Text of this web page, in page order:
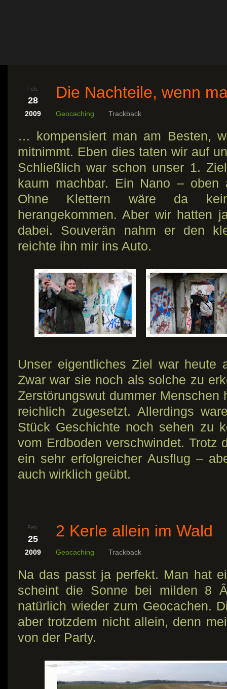
Feb.
28
2009
Die Nachteile, wenn
Geocaching Trackback
… kompensiert man am Besten,
mitnimmt. Eben dies taten wir auf
Schließlich war schon unser 1.
kaum machbar. Ein Nano – oben
Ohne Klettern wäre da
herangekommen. Aber wir hatten
dabei. Souverän nahm er den
reichte ihn mir ins Auto.
Unser eigentliches Ziel war heute
Zwar war sie noch als solche zu
Zerstörungswut dummer Menschen
reichlich zugesetzt. Allerdings
Stück Geschichte noch sehen zu
vom Erdboden verschwindet. Trotz
ein sehr erfolgreicher Ausflug –
auch wirklich geübt.
Feb.
25
2009
2 Kerle allein im Wald
Geocaching Trackback
Na das passt ja perfekt. Man hat
scheint die Sonne bei milden 8
natürlich wieder zum Geocachen.
aber trotzdem nicht allein, denn
von der Party.